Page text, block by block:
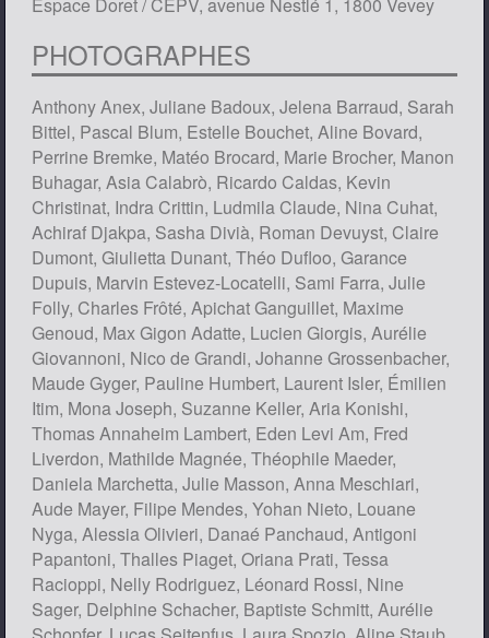
PHOTOGRAPHES
Anthony Anex, Juliane Badoux, Jelena Barraud, Sarah
Bittel, Pascal Blum, Estelle Bouchet, Aline Bovard,
Perrine Bremke, Matéo Brocard, Marie Brocher, Manon
Buhagar, Asia Calabrò, Ricardo Caldas, Kevin
Christinat, Indra Crittin, Ludmila Claude, Nina Cuhat,
Achiraf Djakpa, Sasha Divià, Roman Devuyst, Claire
Dumont, Giulietta Dunant, Théo Dufloo, Garance
Dupuis, Marvin Estevez-Locatelli, Sami Farra, Julie
Folly, Charles Frôté, Apichat Ganguillet, Maxime
Genoud, Max Gigon Adatte, Lucien Giorgis, Aurélie
Giovannoni, Nico de Grandi, Johanne Grossenbacher,
Maude Gyger, Pauline Humbert, Laurent Isler, Émilien
Itim, Mona Joseph, Suzanne Keller, Aria Konishi,
Thomas Annaheim Lambert, Eden Levi Am, Fred
Liverdon, Mathilde Magnée, Théophile Maeder,
Daniela Marchetta, Julie Masson, Anna Meschiari,
Aude Mayer, Filipe Mendes, Yohan Nieto, Louane
Nyga, Alessia Olivieri, Danaé Panchaud, Antigoni
Papantoni, Thalles Piaget, Oriana Prati, Tessa
Racioppi, Nelly Rodriguez, Léonard Rossi, Nine
Sager, Delphine Schacher, Baptiste Schmitt, Aurélie